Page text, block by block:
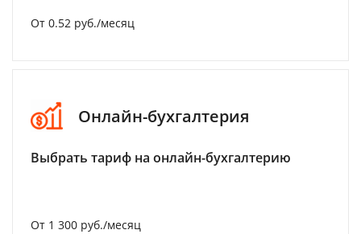
От 0.52 руб./месяц
Онлайн-бухгалтерия
Выбрать тариф на онлайн-бухгалтерию
От 1 300 руб./месяц